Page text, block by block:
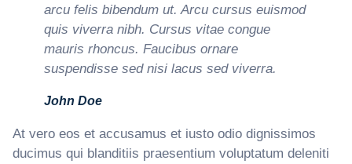
arcu felis bibendum ut. Arcu cursus euismod
quis viverra nibh. Cursus vitae congue
mauris rhoncus. Faucibus ornare
suspendisse sed nisi lacus sed viverra.
John Doe
At vero eos et accusamus et iusto odio dignissimos
ducimus qui blanditiis praesentium voluptatum deleniti